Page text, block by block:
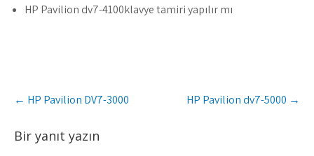
HP Pavilion dv7-4100klavye tamiri yapılır mı
Post
navigation
← HP Pavilion DV7-3000 HP Pavilion dv7-5000 →
Bir yanıt yazın